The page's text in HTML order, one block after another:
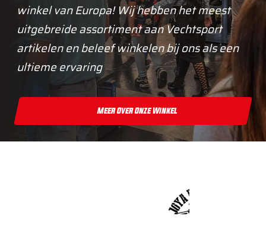
winkel van Europa! Wij hebben het meest
uitgebreide assortiment aan Vechtsport
artikelen en beleef winkelen bij ons als een
ultieme ervaring
Meer Over Onze Winkel